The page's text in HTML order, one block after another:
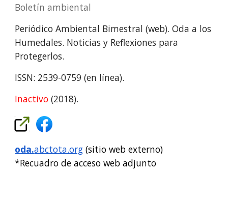
Boletín ambiental
Periódico Ambiental Bimestral (web). Oda a los
Humedales. Noticias y Reflexiones para
Protegerlos.
ISSN: 2539-0759 (en línea).
Inactivo(2018).
oda.abctota.org (sitio web externo)
*Recuadro de acceso web adjunto